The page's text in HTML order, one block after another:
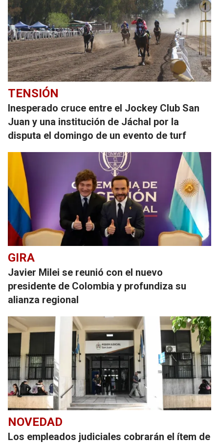
TENSIÓN
Inesperado cruce entre el Jockey Club San
Juan y una institución de Jáchal por la
disputa el domingo de un evento de turf
GIRA
Javier Milei se reunió con el nuevo
presidente de Colombia y profundiza su
alianza regional
NOVEDAD
Los empleados judiciales cobrarán el ítem de